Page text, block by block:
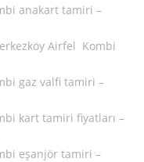
anakart tamiri –
Airfel Kombi
gaz valfi tamiri –
kart tamiri fiyatları –
eşanjör tamiri –